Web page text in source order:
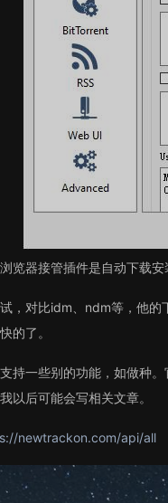
览器接管插件是自动下载
，对比idm、ndm等，他的
的了。
持一些别的功能，如做种
以后可能会写相关文章。
newtrackon.com/api/all